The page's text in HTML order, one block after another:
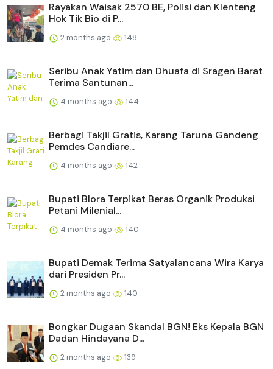
Rayakan Waisak 2570 BE, Polisi dan Klenteng
Hok Tik Bio di P...
2 months ago 148
Seribu Anak Yatim dan Dhuafa di Sragen Barat
Terima Santunan...
4 months ago 144
Berbagi Takjil Gratis, Karang Taruna Gandeng
Pemdes Candiare...
4 months ago 142
Bupati Blora Terpikat Beras Organik Produksi
Petani Milenial...
4 months ago 140
Bupati Demak Terima Satyalancana Wira Karya
dari Presiden Pr...
2 months ago 140
Bongkar Dugaan Skandal BGN! Eks Kepala BGN
Dadan Hindayana D...
2 months ago 139